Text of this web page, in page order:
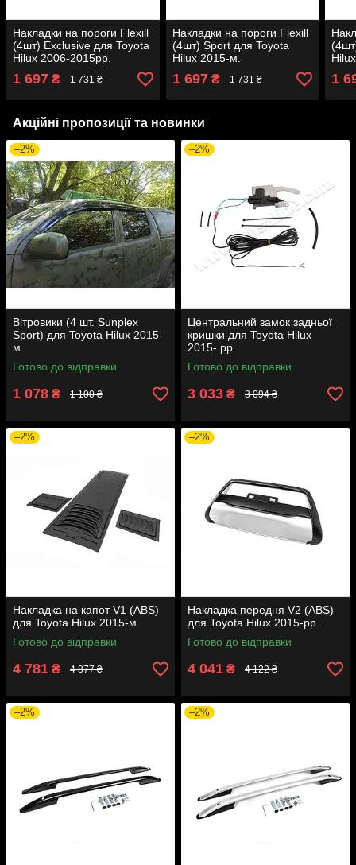
Накладки на пороги Flexill
(4шт) Exclusive для Toyota
Hilux 2006-2015рр.
1 697 ₴ 1 731 ₴
Накладки на пороги Flexill
(4шт) Sport для Toyota
Hilux 2015-м.
1 697₴ 1 731 ₴ 1
Акційні пропозиції та новинки
–2%
Вітровики (4 шт. Sunplex
Sport) для Toyota Hilux 2015-
м.
Готово до відправки
1 078 ₴ 1 100 ₴
–2%
Центральний замок задньої
кришки для Toyota Hilux
2015- рр
Готово до відправки
3 033 ₴ 3 094 ₴
–2%
Накладка на капот V1 (ABS)
для Toyota Hilux 2015-м.
Готово до відправки
4 781 ₴ 4 877 ₴
–2%
Накладка передня V2 (ABS)
для Toyota Hilux 2015-рр.
Готово до відправки
4 041 ₴ 4 122 ₴
–2% –2%